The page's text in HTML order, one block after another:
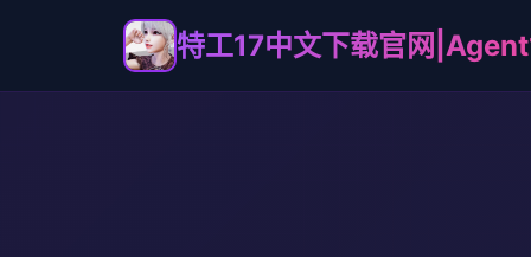
特工17中文下载官网